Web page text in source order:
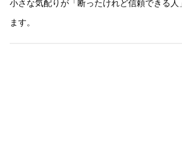
小さな気配りが「断ったけれど信頼できる人
ます。